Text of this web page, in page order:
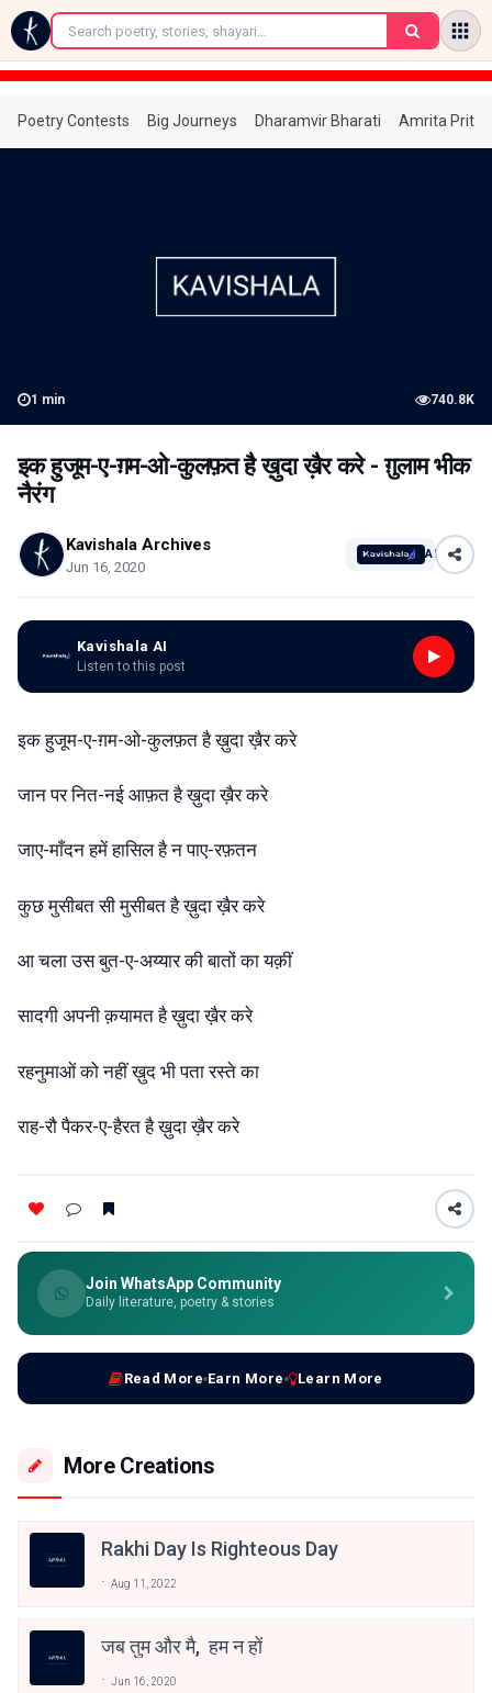
←
Poetry Contests Big Journeys Dharamvir Bharati Amrita
1 min 740.8K
इक हुजूम-ए-ग़म-ओ-कुलफ़त है ख़ुदा ख़ैर करे - ग़ुलाम भीक
नैरंग
Kavishala Archives
Jun 16, 2020
AI
Kavishala AI
Listen to this post
इकहुजूम-ए-ग़म-ओ-कुलफ़तहैख़ुदाख़ैरकरे
जानपरनित-नई आफ़तहैख़ुदाख़ैरकरे
जाए-माँदनहमेंहासिलहैनपाए-रफ़तन
कुछमुसीबतसीमुसीबतहैख़ुदाख़ैरकरे
आचलाउसबुत-ए-अय्यारकीबातोंकायक़ीं
सादगी अपनीक़यामतहैख़ुदाख़ैरकरे
रहनुमाओंकोनहींख़ुद भीपतारस्तेका
राह-रौपैकर-ए-हैरतहैख़ुदाख़ैरकरे
Join WhatsApp Community
Daily literature, poetry & stories
Read More Earn More Learn More
More Creations
Rakhi Day Is Righteous Day
Aug 11, 2022
जब तुम और मै, हम न हों
Jun 16, 2020